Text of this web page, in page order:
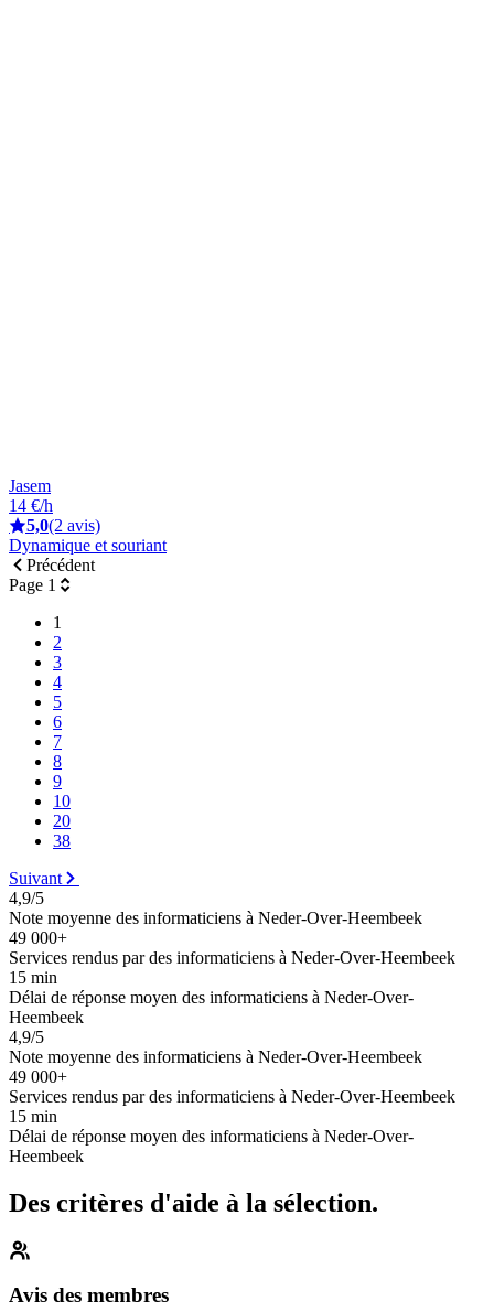
Jasem
14 €/h
5,0(2 avis)
Dynamique et souriant
Précédent
Page 1
1
2
3
4
5
6
7
8
9
10
20
38
Suivant
4,9/5
Note moyenne des informaticiens à Neder-Over-Heembeek
49 000+
Services rendus par des informaticiens à Neder-Over-Heembeek
15 min
Délai de réponse moyen des informaticiens à Neder-Over-
Heembeek
4,9/5
Note moyenne des informaticiens à Neder-Over-Heembeek
49 000+
Services rendus par des informaticiens à Neder-Over-Heembeek
15 min
Délai de réponse moyen des informaticiens à Neder-Over-
Heembeek
Des critères d'aide à la sélection.
Avis des membres